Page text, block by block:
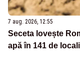
7 aug. 2026, 12:55
Seceta lovește
apă în 141 de